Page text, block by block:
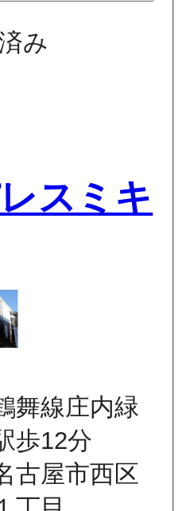
み
スミキ
舞線庄内緑
歩12分
古屋市西区